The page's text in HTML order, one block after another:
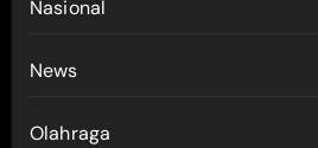
Nasional
News
Olahraga